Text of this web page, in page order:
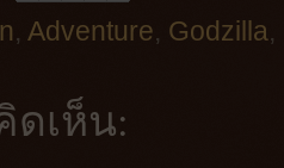
, Adventure, Godzilla,
เห็น: